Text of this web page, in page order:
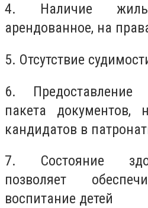
4. Наличие
арендованное, на
5. Отсутствие
6. Предоставление
пакета документов,
кандидатов в
7. Состояние
позволяет
воспитание детей